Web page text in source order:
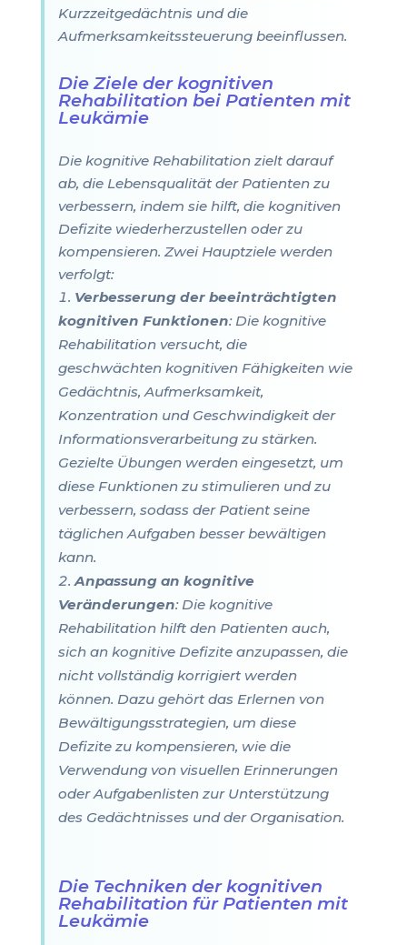
Kurzzeitgedächtnis und die
Aufmerksamkeitssteuerung beeinflussen.
Die Ziele der kognitiven
Rehabilitation bei Patienten mit
Leukämie
Die kognitive Rehabilitation zielt darauf
ab, die Lebensqualität der Patienten zu
verbessern, indem sie hilft, die kognitiven
Defizite wiederherzustellen oder zu
kompensieren. Zwei Hauptziele werden
verfolgt:
Verbesserung der beeinträchtigten
kognitiven Funktionen: Die kognitive
Rehabilitation versucht, die
geschwächten kognitiven Fähigkeiten wie
Gedächtnis, Aufmerksamkeit,
Konzentration und Geschwindigkeit der
Informationsverarbeitung zu stärken.
Gezielte Übungen werden eingesetzt, um
diese Funktionen zu stimulieren und zu
verbessern, sodass der Patient seine
täglichen Aufgaben besser bewältigen
kann.
Anpassung an kognitive
Veränderungen: Die kognitive
Rehabilitation hilft den Patienten auch,
sich an kognitive Defizite anzupassen, die
nicht vollständig korrigiert werden
können. Dazu gehört das Erlernen von
Bewältigungsstrategien, um diese
Defizite zu kompensieren, wie die
Verwendung von visuellen Erinnerungen
oder Aufgabenlisten zur Unterstützung
des Gedächtnisses und der Organisation.
Die Techniken der kognitiven
Rehabilitation für Patienten mit
Leukämie